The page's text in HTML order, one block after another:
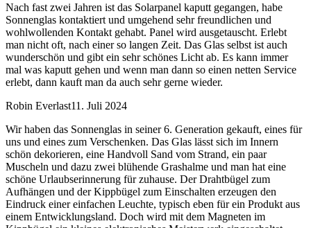
Nach fast zwei Jahren ist das Solarpanel kaputt gegangen, habe
Sonnenglas kontaktiert und umgehend sehr freundlichen und
wohlwollenden Kontakt gehabt. Panel wird ausgetauscht. Erlebt
man nicht oft, nach einer so langen Zeit. Das Glas selbst ist auch
wunderschön und gibt ein sehr schönes Licht ab. Es kann immer
mal was kaputt gehen und wenn man dann so einen netten Service
erlebt, dann kauft man da auch sehr gerne wieder.
Robin Everlast11. Juli 2024
Wir haben das Sonnenglas in seiner 6. Generation gekauft, eines für
uns und eines zum Verschenken. Das Glas lässt sich im Innern
schön dekorieren, eine Handvoll Sand vom Strand, ein paar
Muscheln und dazu zwei blühende Grashalme und man hat eine
schöne Urlaubserinnerung für zuhause. Der Drahtbügel zum
Aufhängen und der Kippbügel zum Einschalten erzeugen den
Eindruck einer einfachen Leuchte, typisch eben für ein Produkt aus
einem Entwicklungsland. Doch wird mit dem Magneten im